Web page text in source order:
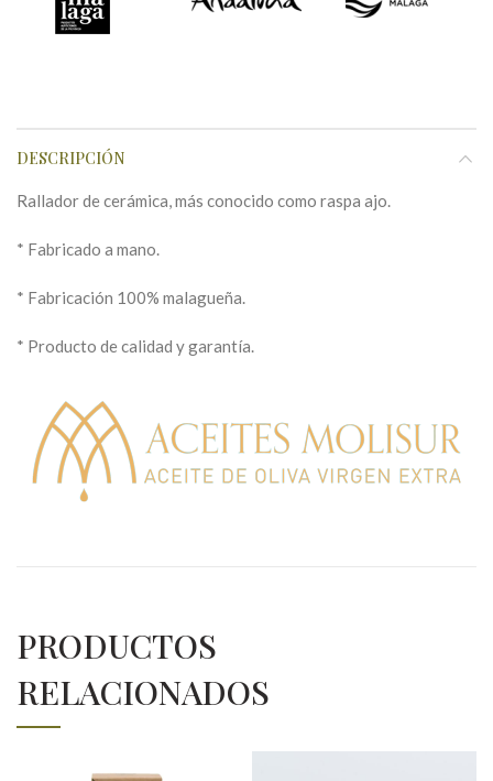
DESCRIPCIÓN
Rallador de cerámica, más conocido como raspa ajo.
* Fabricado a mano.
* Fabricación 100% malagueña.
* Producto de calidad y garantía.
PRODUCTOS
RELACIONADOS